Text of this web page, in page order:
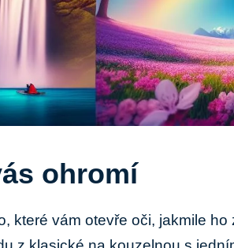
ohromí
které vám otevře oči, jakmile ho